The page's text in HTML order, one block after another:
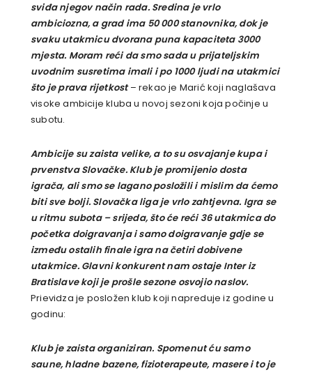
sviđa njegov način rada. Sredina je vrlo
ambiciozna, a grad ima 50 000 stanovnika, dok je
svaku utakmicu dvorana puna kapaciteta 3000
mjesta. Moram reći da smo sada u prijateljskim
uvodnim susretima imali i po 1000 ljudi na utakmici
što je prava rijetkost– rekao je Marić koji naglašava
visoke ambicije kluba u novoj sezoni koja počinje u
subotu.
Ambicije su zaista velike, a to su osvajanje kupa i
prvenstva Slovačke. Klub je promijenio dosta
igrača, ali smo se lagano posložili i mislim da ćemo
biti sve bolji. Slovačka liga je vrlo zahtjevna. Igra se
u ritmu subota – srijeda, što će reći 36 utakmica do
početka doigravanja i samo doigravanje gdje se
između ostalih finale igra na četiri dobivene
utakmice. Glavni konkurent nam ostaje Inter iz
Bratislave koji je prošle sezone osvojio naslov.
Prievidza je posložen klub koji napreduje iz godine u
godinu:
Klub je zaista organiziran. Spomenut ću samo
saune, hladne bazene, fizioterapeute, masere i to je